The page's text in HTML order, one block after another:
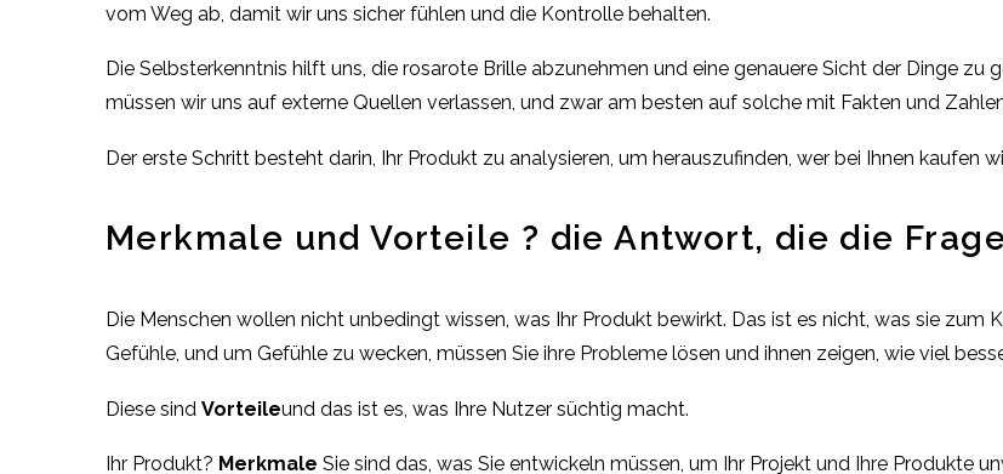
vom Weg ab, damit wir uns sicher fühlen und die Kontrolle behalten.
Die Selbsterkenntnis hilft uns, die rosarote Brille abzunehmen und eine genauere Sicht der Dinge zu
müssen wir uns auf externe Quellen verlassen, und zwar am besten auf solche mit Fakten und
Der erste Schritt besteht darin, Ihr Produkt zu analysieren, um herauszufinden, wer bei Ihnen kaufen
Merkmale und Vorteile ? die Antwort, die die
Die Menschen wollen nicht unbedingt wissen, was Ihr Produkt bewirkt. Das ist es nicht, was sie zum
Gefühle, und um Gefühle zu wecken, müssen Sie ihre Probleme lösen und ihnen zeigen, wie viel
Diese sind Vorteileund das ist es, was Ihre Nutzer süchtig macht.
Ihr Produkt? Merkmale Sie sind das, was Sie entwickeln müssen, um Ihr Projekt und Ihre Produkte